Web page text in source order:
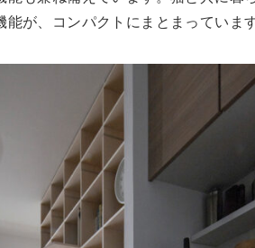
能が、コンパクトにまとまっていま